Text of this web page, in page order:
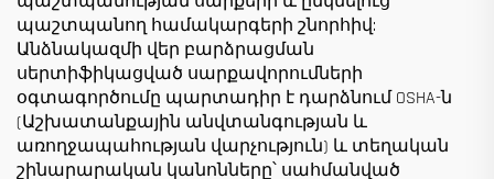
պաշտպանող համակարգերի շնորհիվ:
Անձնակազմի վեր բարձրացման
սերտիֆիկացված սարքավորումների
օգտագործումը պարտադիր է դարձնում OSHA-ն
(Աշխատանքային անվտանգության և
առողջապահության վարչություն) և տեղական
շինարարական կանոնները՝ սահմանված